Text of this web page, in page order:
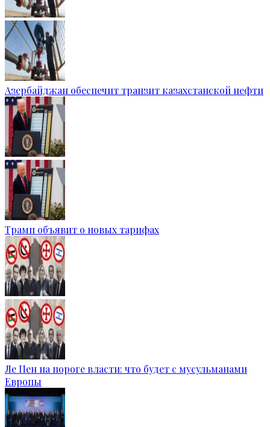
Азербайджан обеспечит транзит казахстанской нефти
Трамп объявит о новых тарифах
Ле Пен на пороге власти: что будет с мусульманами
Европы